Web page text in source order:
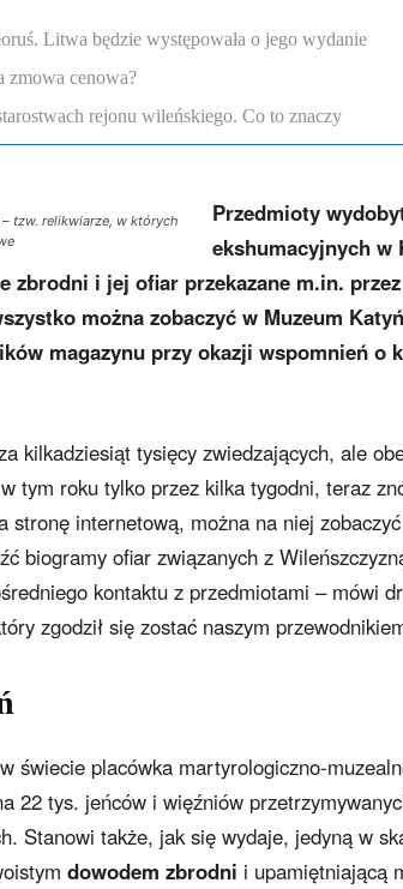
Litwa będzie występowała o jego wydanie
zmowa cenowa?
rejonu wileńskiego. Co to znaczy
tzw. relikwiarze, w których
Przedmioty
ekshumacyjnych w
zbrodni i jej ofiar przekazane m.in.
można zobaczyć w Muzeum
magazynu przy okazji wspomnień o
kilkadziesiąt tysięcy zwiedzających, ale
tym roku tylko przez kilka tygodni, teraz
stronę internetową, można na niej
biogramy ofiar związanych z
kontaktu z przedmiotami – mówi
zgodził się zostać naszym
świecie placówka martyrologiczno-
22 tys. jeńców i więźniów
Stanowi także, jak się wydaje, jedyną w
dowodem zbrodni i upamiętniającą